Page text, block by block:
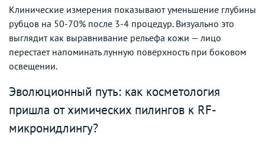
Клинические измерения показывают уменьшение глубины
рубцов на 50-70% после 3-4 процедур. Визуально это
выглядит как выравнивание рельефа кожи — лицо
перестает напоминать лунную поверхность при боковом
освещении.
Эволюционный путь: как косметология
пришла от химических пилингов к RF-
микронидлингу?